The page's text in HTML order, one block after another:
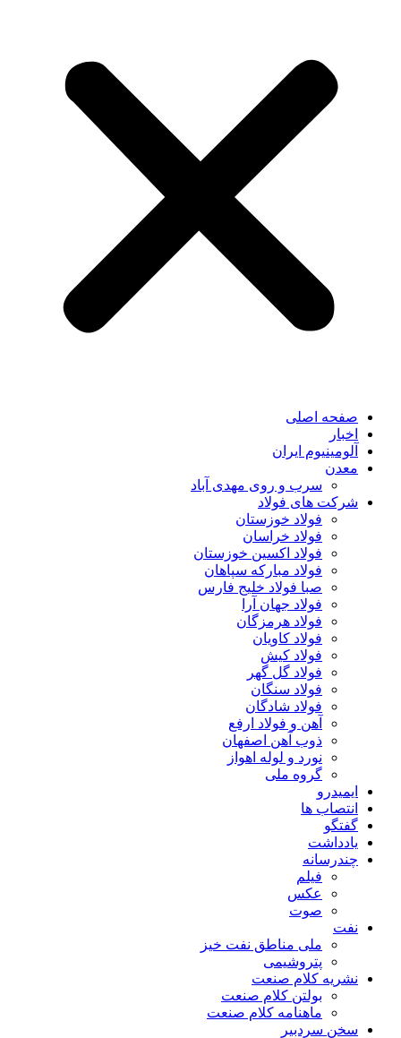
صفحه اصلی
اخبار
آلومینیوم ایران
معدن
سرب و روی مهدی آباد
شرکت های فولاد
فولاد خوزستان
فولاد خراسان
فولاد اکسین خوزستان
فولاد مبارکه سپاهان
صبا فولاد خلیج فارس
فولاد جهان آرا
فولاد هرمزگان
فولاد کاویان
فولاد کیش
فولاد گل گهر
فولاد سنگان
فولاد شادگان
آهن و فولاد ارفع
ذوب آهن اصفهان
نورد و لوله اهواز
گروه ملی
ایمیدرو
انتصاب ها
گفتگو
یادداشت
چندرسانه
فیلم
عکس
صوت
نفت
ملی مناطق نفت خیز
پتروشیمی
نشریه کلام صنعت
بولتن کلام صنعت
ماهنامه کلام صنعت
سخن سردبیر